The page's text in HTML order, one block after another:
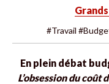
#Travail
En plein débat
L’obsession du